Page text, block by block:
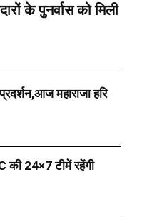
के पुनर्वास को मिली
महाराजा हरि
की 24×7 टीमें रहेंगी